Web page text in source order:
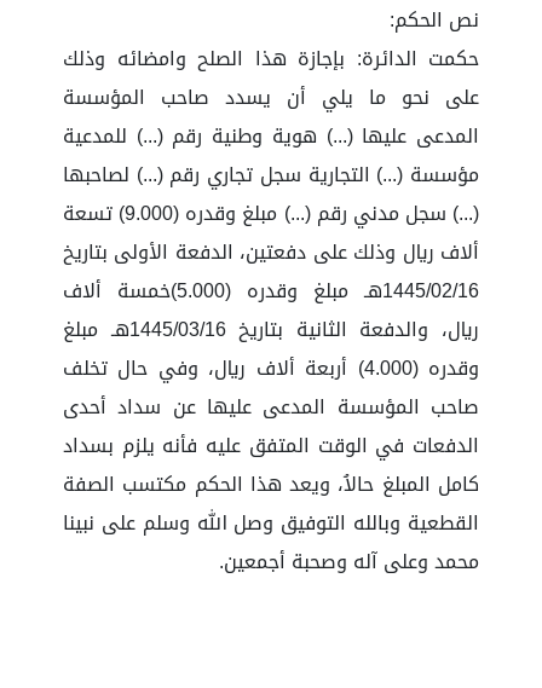
نص الحكم:
حكمت الدائرة: بإجازة هذا الصلح وامضائه وذلك
على نحو ما يلي أن يسدد صاحب المؤسسة
المدعى عليها (...) هوية وطنية رقم (...) للمدعية
مؤسسة (...) التجارية سجل تجاري رقم (...) لصاحبها
(...) سجل مدني رقم (...) مبلغ وقدره (9.000) تسعة
ألاف ريال وذلك على دفعتين، الدفعة الأولى بتاريخ
1445/02/16هـ مبلغ وقدره (5.000)خمسة ألاف
ريال، والدفعة الثانية بتاريخ 1445/03/16هـ مبلغ
وقدره (4.000) أربعة ألاف ريال، وفي حال تخلف
صاحب المؤسسة المدعى عليها عن سداد أحدى
الدفعات في الوقت المتفق عليه فأنه يلزم بسداد
كامل المبلغ حالاُ، ويعد هذا الحكم مكتسب الصفة
القطعية وبالله التوفيق وصل الله وسلم على نبينا
محمد وعلى آله وصحبة أجمعين.